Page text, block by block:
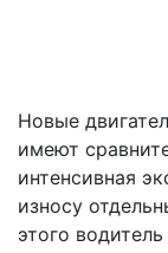
Новые
имеют
интенсивная
износу
этого